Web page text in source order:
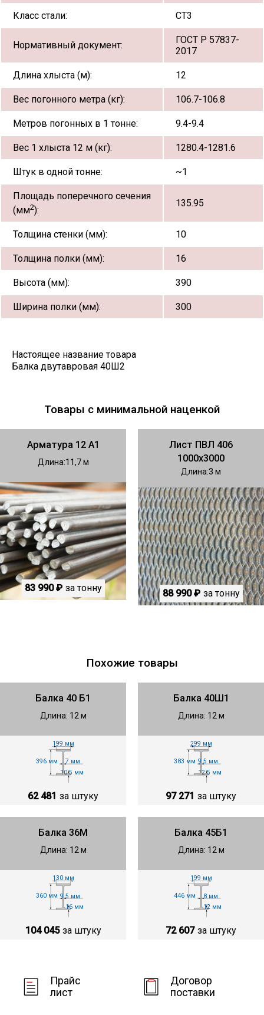
Класс стали: СТ3
Нормативный документ:
ГОСТ Р 57837-
2017
Длина хлыста (м): 12
Вес погонного метра (кг): 106.7-106.8
Метров погонных в 1 тонне: 9.4-9.4
Вес 1 хлыста 12 м (кг): 1280.4-1281.6
Штук в одной тонне: ~1
Площадь поперечного сечения
(мм2):
135.95
Толщина стенки (мм): 10
Толщина полки (мм): 16
Высота (мм): 390
Ширина полки (мм): 300
Настоящее название товара
Балка двутавровая 40Ш2
Товары с минимальной наценкой
Арматура 12 А1
Длина 11,7
83 990 ₽ за тонну
Лист ПВЛ 406
1000х3000
Длина 3
88 990 ₽ за тонну
Похожие товары
Балка 40 Б1
Длина: 12 м
396 мм
199 мм
7 мм
10.5 мм
62 481 за штуку
Балка 40Ш1
Длина: 12 м
383 мм
299 мм
9.5 мм
12.5 мм
97 271 за штуку
Балка 36М
Длина: 12 м
360 мм
130 мм
9.5 мм
16 мм
104 045 за штуку
Балка 45Б1
Длина: 12 м
446 мм
199 мм
8 мм
12 мм
72 607 за штуку
Прайс
лист
Договор
поставки